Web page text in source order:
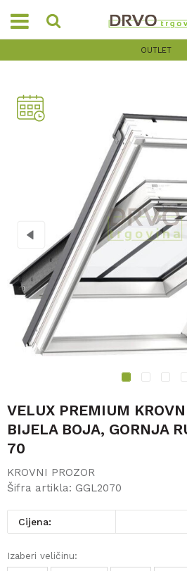
OUTLET
1 2 3
VELUX PREMIUM
BIJELA BOJA, GORNJA
70
KROVNI PROZOR
Šifra artikla: GGL2070
Cijena:
Izaberi veličinu: